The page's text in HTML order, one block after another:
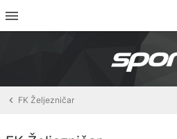
FK Željezničar